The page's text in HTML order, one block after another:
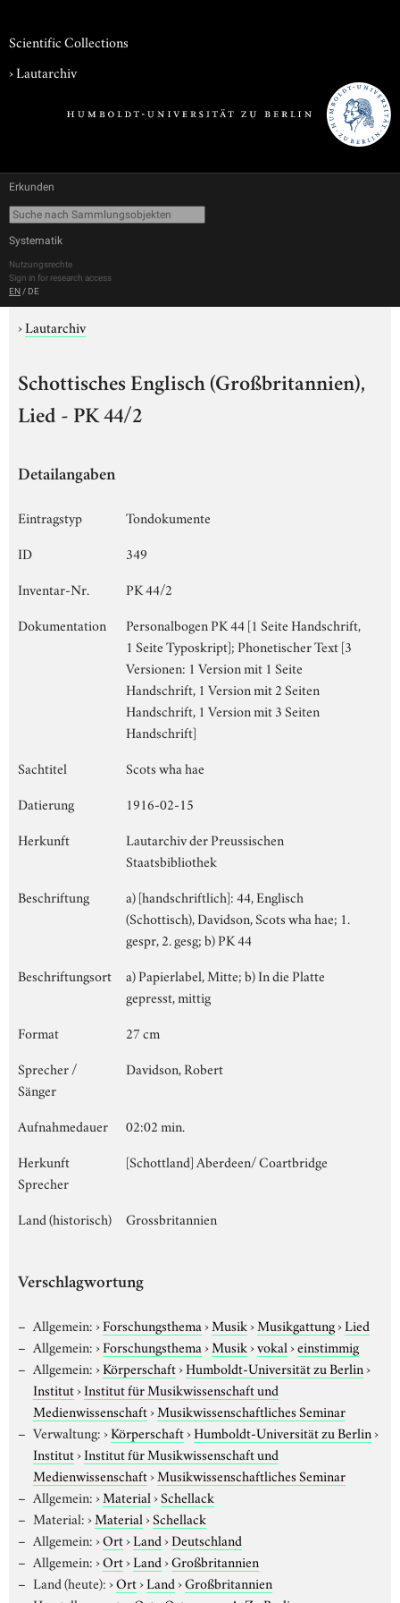
Scientific Collections
›Lautarchiv
Erkunden
Systematik
Nutzungsrechte
Sign in for research access
EN / DE
›Lautarchiv
Schottisches Englisch (Großbritannien),
Lied - PK 44/2
Detailangaben
Eintragstyp
Tondokumente
ID
349
Inventar-Nr.
PK 44/2
Dokumentation
Personalbogen PK 44 [1 Seite Handschrift,
1 Seite Typoskript]; Phonetischer Text [3
Versionen: 1 Version mit 1 Seite
Handschrift, 1 Version mit 2 Seiten
Handschrift, 1 Version mit 3 Seiten
Handschrift]
Sachtitel
Scots wha hae
Datierung
1916-02-15
Herkunft
Lautarchiv der Preussischen
Staatsbibliothek
Beschriftung
a) [handschriftlich]: 44, Englisch
(Schottisch), Davidson, Scots wha hae; 1.
gespr, 2. gesg; b) PK 44
Beschriftungsort
a) Papierlabel, Mitte; b) In die Platte
gepresst, mittig
Format
27 cm
Sprecher /
Sänger
Davidson, Robert
Aufnahmedauer
02:02 min.
Herkunft
Sprecher
[Schottland] Aberdeen/ Coartbridge
Land (historisch) Grossbritannien
Verschlagwortung
Allgemein:›Forschungsthema›Musik›Musikgattung›Lied
Allgemein:›Forschungsthema›Musik›vokal›einstimmig
Allgemein:›Körperschaft›Humboldt-Universität zu Berlin›
Institut›Institut für Musikwissenschaft und
Medienwissenschaft›Musikwissenschaftliches Seminar
Verwaltung:›Körperschaft›Humboldt-Universität zu Berlin›
Institut›Institut für Musikwissenschaft und
Medienwissenschaft›Musikwissenschaftliches Seminar
Allgemein:›Material›Schellack
Material:›Material›Schellack
Allgemein:›Ort›Land›Deutschland
Allgemein:›Ort›Land›Großbritannien
Land (heute):›Ort›Land›Großbritannien